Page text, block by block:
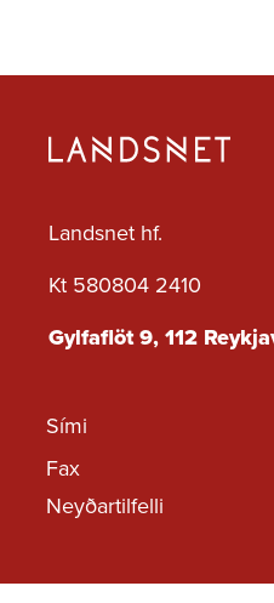
Landsnet hf.
Kt 580804 2410
Gylfaflöt 9, 112
Sími
Fax
Neyðartilfelli